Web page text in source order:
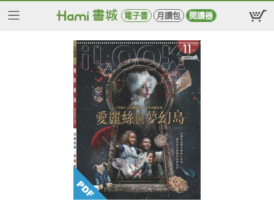
電子書 月讀包 閱讀器